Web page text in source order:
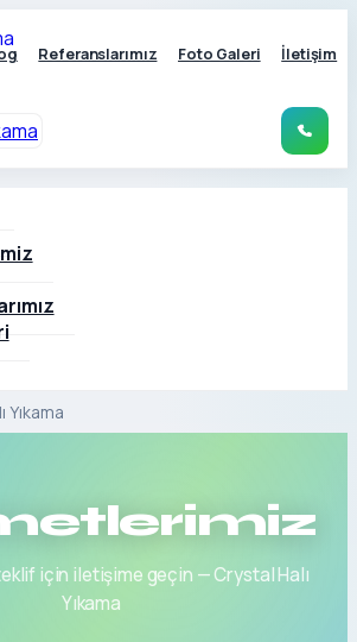
Referanslarımız Foto Galeri İletişim
Yıkama
için iletişime geçin — Crystal Halı
Yıkama